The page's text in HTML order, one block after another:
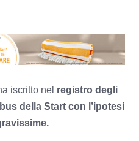
iscritto nel registro degli
della Start con l’ipotesi